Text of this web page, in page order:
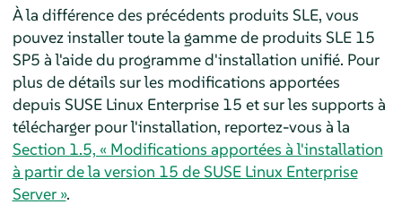
À la différence des précédents produits SLE, vous
pouvez installer toute la gamme de produits SLE 15
SP5 à l'aide du programme d'installation unifié. Pour
plus de détails sur les modifications apportées
depuis SUSE Linux Enterprise 15 et sur les supports à
télécharger pour l'installation, reportez-vous à la
Section 1.5, « Modifications apportées à l'installation
à partir de la version 15 de SUSE Linux Enterprise
Server ».